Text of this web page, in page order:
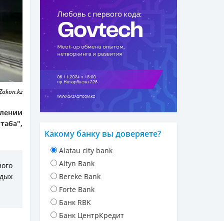
Какому банку вы доверяете?
Alatau city bank
Altyn Bank
Bereke Bank
Forte Bank
Банк RBK
Банк ЦентрКредит